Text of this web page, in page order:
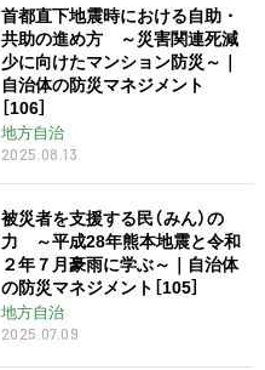
首都直下地震時における自助・
共助の進め方 ～災害関連死減
少に向けたマンション防災～｜
自治体の防災マネジメント
［106］
地方自治
2025.08.13
被災者を支援する民（みん）の
力 ～平成28年熊本地震と令和
２年７月豪雨に学ぶ～｜自治体
の防災マネジメント［105］
地方自治
2025.07.09